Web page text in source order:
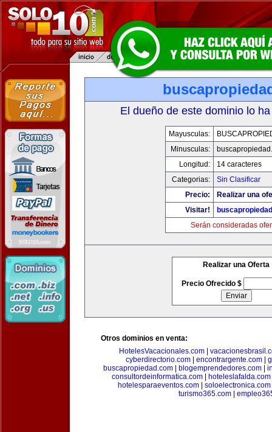
El dueño de este dominio lo
Mayusculas:
Minusculas:
Longitud:
14 caracteres
Categorias:
Sin Clasificar
Precio:
Realizar una
Visitar!
Serán consideradas
Realizar una Oferta
Precio Ofrecido $
Otros dominios en venta:
HotelesVacacionales.com|
cyberdirectorio.com| encontrargente.com|
buscapropiedad.com| blogemprendedores.com|
consultordeinformatica.com| hoteleslafalda.com
hotelesparaeventos.com
soloelectronica.com
turismo365.com